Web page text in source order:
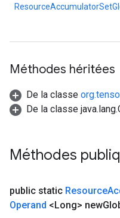
Méthodes héritées
De la classe
De la classe
Méthodes
public static Resource
Operand <Long> new